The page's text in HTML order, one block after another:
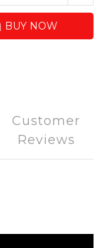
BUY NOW
Customer
Reviews